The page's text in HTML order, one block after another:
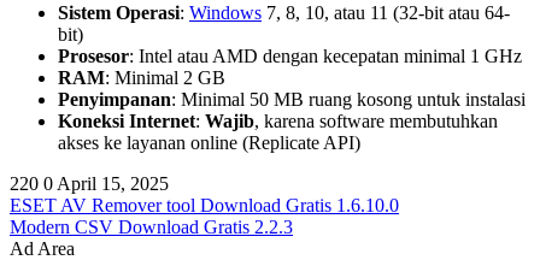
Sistem Operasi: Windows 7, 8, 10, atau 11 (32-bit atau 64-
bit)
Prosesor: Intel atau AMD dengan kecepatan minimal 1 GHz
RAM: Minimal 2 GB
Penyimpanan: Minimal 50 MB ruang kosong untuk instalasi
Koneksi Internet: Wajib, karena software membutuhkan
akses ke layanan online (Replicate API)
220 0 April 15, 2025
ESET AV Remover tool Download Gratis 1.6.10.0
Modern CSV Download Gratis 2.2.3
Ad Area